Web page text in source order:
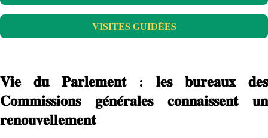
VISITES GUIDÉES
𝐕𝐢𝐞 𝐝𝐮 𝐏𝐚𝐫𝐥𝐞𝐦𝐞𝐧𝐭 : 𝐥𝐞𝐬 𝐛𝐮𝐫𝐞𝐚𝐮𝐱 𝐝𝐞𝐬
𝐂𝐨𝐦𝐦𝐢𝐬𝐬𝐢𝐨𝐧𝐬 𝐠𝐞́𝐧𝐞́𝐫𝐚𝐥𝐞𝐬 𝐜𝐨𝐧𝐧𝐚𝐢𝐬𝐬𝐞𝐧𝐭 𝐮𝐧
𝐫𝐞𝐧𝐨𝐮𝐯𝐞𝐥𝐥𝐞𝐦𝐞𝐧𝐭